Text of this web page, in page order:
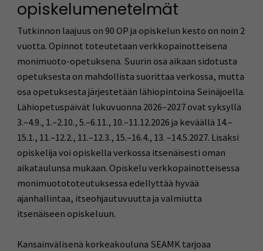
opiskelumenetelmät
Tutkinnon laajuus on 90 OP ja opiskelun kesto on noin 2
vuotta. Opinnot toteutetaan verkkopainotteisena
monimuoto-opetuksena. Suurin osa aikaan sidotusta
opetuksesta on mahdollista suorittaa verkossa, mutta
osa opetuksesta järjestetään lähiopintoina Seinäjoella.
Lähiopetuspäivät lukuvuonna 2026–2027 ovat syksyllä
3.–4.9., 1.–2.10., 5.–6.11., 10.–11.12.2026 ja keväällä 14.–
15.1., 11.–12.2., 11.–12.3., 15.–16.4., 13. –14.5.2027. Lisäksi
opiskelija voi opiskella verkossa itsenäisesti oman
aikataulunsa mukaan. Opiskelu verkkopainotteisessa
monimuotototeutuksessa edellyttää hyvää
ajanhallintaa, itseohjautuvuutta ja valmiutta
itsenäiseen opiskeluun.
Kansainvälisenä korkeakouluna SEAMK tarjoaa